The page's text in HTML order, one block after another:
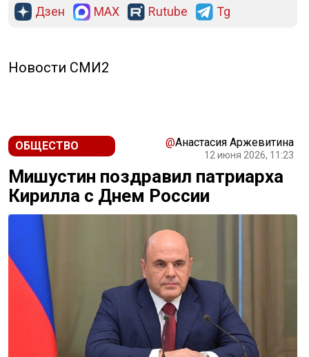
Дзен MAX Rutube Tg
Новости СМИ2
ОБЩЕСТВО @Анастасия Аржевитина
12 июня 2026, 11:23
Мишустин поздравил патриарха
Кирилла с Днем России